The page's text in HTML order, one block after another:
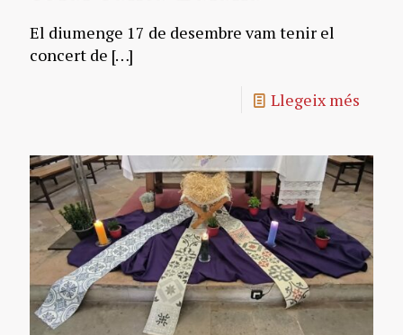
El diumenge 17 de desembre vam tenir el
concert de […]
Llegeix més